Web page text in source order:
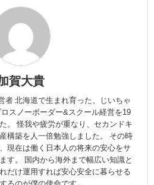
賀大貴
者 北海道で生まれ育った、じいちゃ
スノーボーダー&スクール経営を19
。 怪我や疲労が重なり、セカンドキ
構築を人一倍勉強しました。 その時
現在は働く日本人の将来の安心をサ
す。 国内から海外まで幅広い知識と
だけ運用すれば安心安全に暮らせる
るのが僕の使命です。